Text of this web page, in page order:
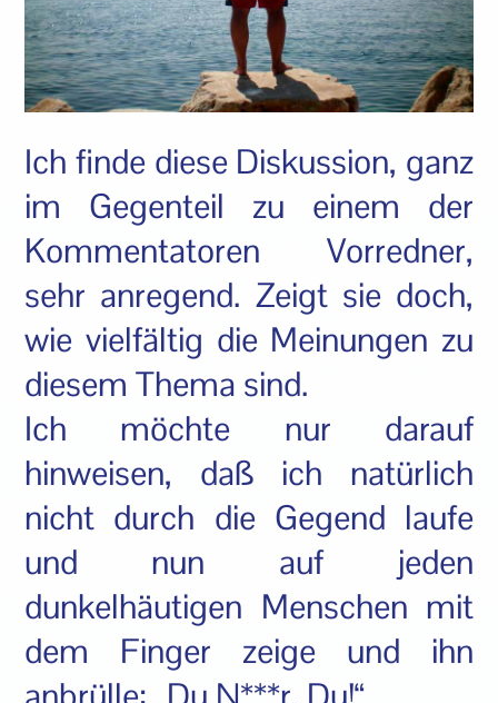
Ich finde diese Diskussion, ganz
im Gegenteil zu einem der
Kommentatoren Vorredner,
sehr anregend. Zeigt sie doch,
wie vielfältig die Meinungen zu
diesem Thema sind.
Ich möchte nur darauf
hinweisen, daß ich natürlich
nicht durch die Gegend laufe
und nun auf jeden
dunkelhäutigen Menschen mit
dem Finger zeige und ihn